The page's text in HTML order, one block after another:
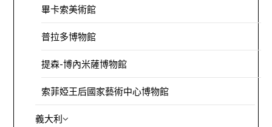
畢卡索美術館
普拉多博物館
提森-博內米薩博物館
索菲婭王后國家藝術中心博物館
義大利